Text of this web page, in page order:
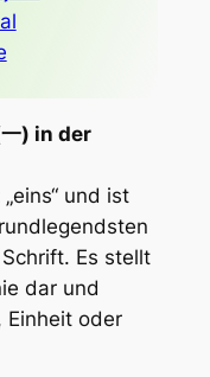
) in der
und ist
Es stellt
dar und
oder